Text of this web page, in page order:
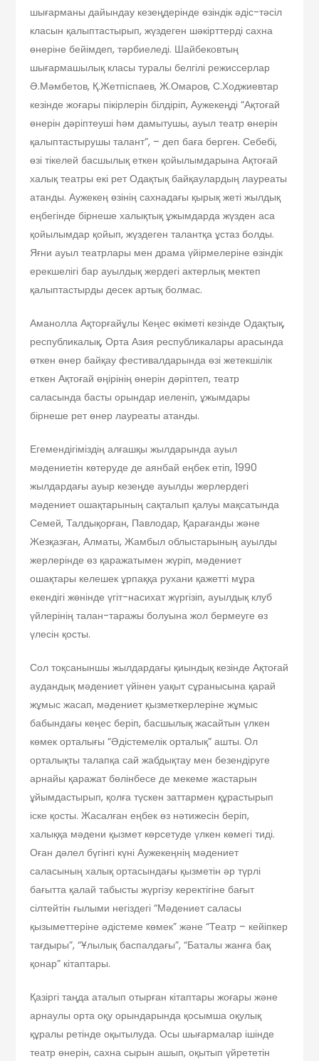
шығарманы дайындау кезеңдерінде өзіндік әдіс-тәсіл
класын қалыптастырып, жүздеген шәкірттерді сахна
өнеріне бейімдеп, тәрбиеледі. Шайбековтың
шығармашылық класы туралы белгілі режиссерлар
Ә.Мәмбетов, Қ.Жетпіспаев, Ж.Омаров, С.Ходжиевтар
кезінде жоғары пікірлерін білдіріп, Аужекеңді “Ақтоғай
өнерін дәріптеуші һәм дамытушы, ауыл театр өнерін
қалыптастырушы талант”, – деп баға берген. Себебі,
өзі тікелей басшылық еткен қойылымдарына Ақтоғай
халық театры екі рет Одақтық байқаулардың лауреаты
атанды. Аужекең өзінің сахнадағы қырық жеті жылдық
еңбегінде бірнеше халықтық ұжымдарда жүзден аса
қойылымдар қойып, жүздеген талантқа ұстаз болды.
Яғни ауыл театрлары мен драма үйірмелеріне өзіндік
ерекшелігі бар ауылдық жердегі актерлық мектеп
қалыптастырды десек артық болмас.
Аманолла Ақторғайұлы Кеңес өкіметі кезінде Одақтық,
республикалық, Орта Азия республикалары арасында
өткен өнер байқау фестивалдарында өзі жетекшілік
еткен Ақтоғай өңірінің өнерін дәріптеп, театр
саласында басты орындар иеленіп, ұжымдары
бірнеше рет өнер лауреаты атанды.
Егемендігіміздің алғашқы жылдарында ауыл
мәдениетін көтеруде де аянбай еңбек етіп, 1990
жылдардағы ауыр кезеңде ауылды жерлердегі
мәдениет ошақтарының сақталып қалуы мақсатында
Семей, Талдықорған, Павлодар, Қарағанды және
Жезқазған, Алматы, Жамбыл облыстарының ауылды
жерлерінде өз қаражатымен жүріп, мәдениет
ошақтары келешек ұрпаққа рухани қажетті мұра
екендігі жөнінде үгіт-насихат жүргізіп, ауылдық клуб
үйлерінің талан-таражы болуына жол бермеуге өз
үлесін қосты.
Сол тоқсаныншы жылдардағы қиындық кезінде Ақтоғай
аудандық мәдениет үйінен уақыт сұранысына қарай
жұмыс жасап, мәдениет қызметкерлеріне жұмыс
бабындағы кеңес беріп, басшылық жасайтын үлкен
көмек орталығы “Әдістемелік орталық” ашты. Ол
орталықты талапқа сай жабдықтау мен безендіруге
арнайы қаражат бөлінбесе де мекеме жастарын
ұйымдастырып, қолға түскен заттармен құрастырып
іске қосты. Жасалған еңбек өз нәтижесін беріп,
халыққа мәдени қызмет көрсетуде үлкен көмегі тиді.
Оған дәлел бүгінгі күні Аужекеңнің мәдениет
саласының халық ортасындағы қызметін әр түрлі
бағытта қалай табысты жүргізу керектігіне бағыт
сілтейтін ғылыми негіздегі “Мәдениет саласы
қызыметтеріне әдістеме көмек” және “Театр – кейіпкер
тағдыры”, “Ұлылық баспалдағы”, “Баталы жанға бақ
қонар” кітаптары.
Қазіргі таңда аталып отырған кітаптары жоғары және
арнаулы орта оқу орындарында қосымша оқулық
құралы ретінде оқытылуда. Осы шығармалар ішінде
театр өнерін, сахна сырын ашып, оқытып үйрететін